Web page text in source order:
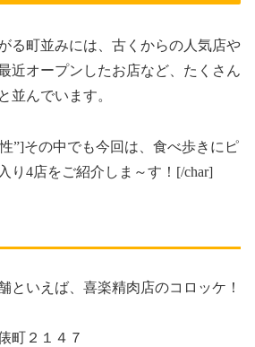
る町並みには、古くからの人気店や
近オープンしたお店など、たくさん
並んでいます。
性”]その中でも今回は、食べ歩きにピ
り4店をご紹介しま～す！[/char]
といえば、喜楽精肉店のコロッケ！
町２１４７